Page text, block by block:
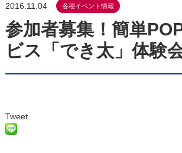
2016.11.04 各種イベント情報
参加者募集！簡単
ビス「でき太」体験
Tweet